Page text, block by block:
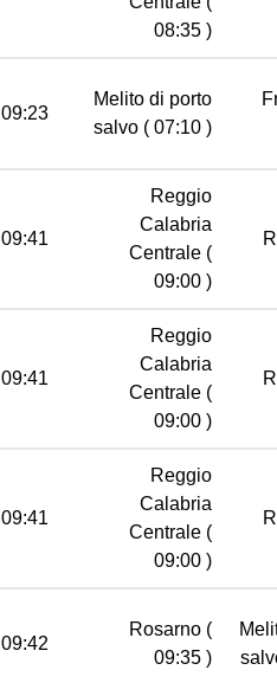
08:35 )
09:23
Melito di porto
salvo ( 07:10 )
09:41
Reggio
Calabria
Centrale (
09:00 )
09:41
Reggio
Calabria
Centrale (
09:00 )
09:41
Reggio
Calabria
Centrale (
09:00 )
09:42
Rosarno (
09:35 )